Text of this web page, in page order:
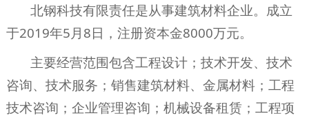
北钢科技有限责任是从事建筑材料企业。成立
于2019年5月8日，注册资本金8000万元。
主要经营范围包含工程设计；技术开发、技术
咨询、技术服务；销售建筑材料、金属材料；工程
技术咨询；企业管理咨询；机械设备租赁；工程项